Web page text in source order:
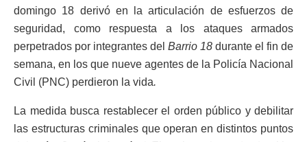
domingo 18 derivó en la articulación de esfuerzos de
seguridad, como respuesta a los ataques armados
perpetrados por integrantes del Barrio 18 durante el fin de
semana, en los que nueve agentes de la Policía Nacional
Civil (PNC) perdieron la vida.
La medida busca restablecer el orden público y debilitar
las estructuras criminales que operan en distintos puntos